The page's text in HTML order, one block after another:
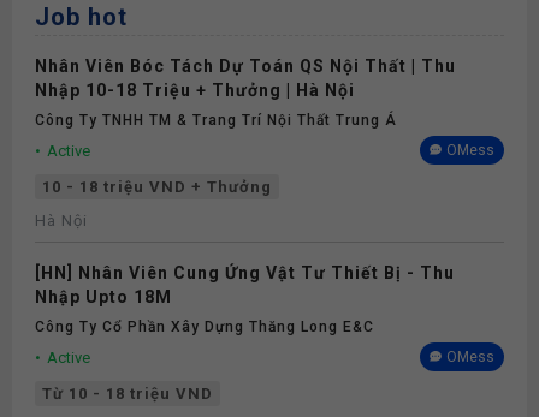
Job hot
Nhân Viên Bóc Tách Dự Toán QS Nội Thất | Thu
Nhập 10-18 Triệu + Thưởng | Hà Nội
Công Ty TNHH TM & Trang Trí Nội Thất Trung Á
Active OMess
10 - 18 triệu VND + Thưởng
Hà Nội
[HN] Nhân Viên Cung Ứng Vật Tư Thiết Bị - Thu
Nhập Upto 18M
Công Ty Cổ Phần Xây Dựng Thăng Long E&C
Active OMess
Từ 10 - 18 triệu VND